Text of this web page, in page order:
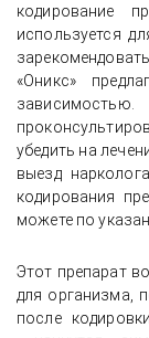
кодирование
используется
«Оникс»
убедить на
выезд
кодирования
можете по
Этот препарат
для организма,
после